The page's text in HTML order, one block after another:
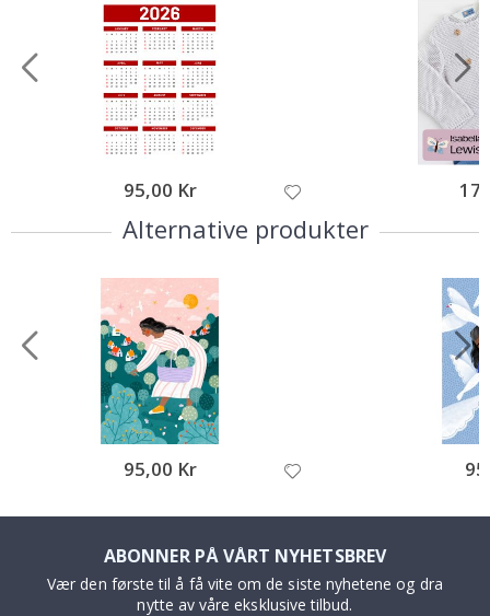
95,00 Kr
Alternative produkter
95,00 Kr
ABONNER PÅ VÅRT NYHETSBREV
Vær den første til å få vite om de siste nyhetene og dra
nytte av våre eksklusive tilbud.